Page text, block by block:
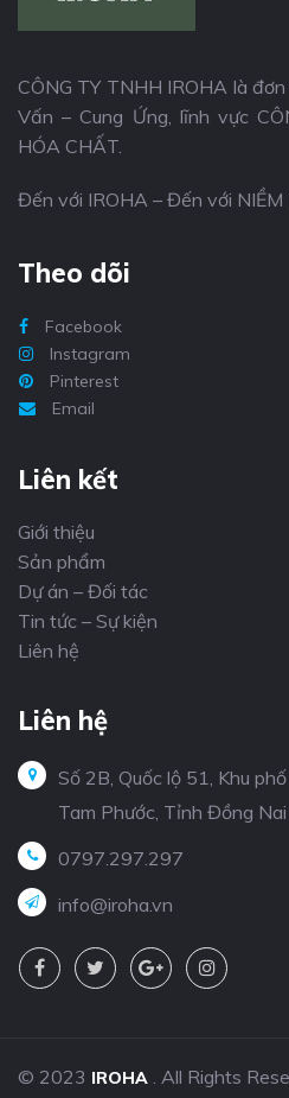
CÔNG TY TNHH IROHA là
Vấn – Cung Ứng, lĩnh vực
HÓA CHẤT.
Đến với IROHA – Đến với
Theo dõi
Facebook
Instagram
Pinterest
Email
Liên kết
Giới thiệu
Sản phẩm
Dự án – Đối tác
Tin tức – Sự kiện
Liên hệ
Liên hệ
Số 2B, Quốc lộ 51, Khu
Tam Phước, Tỉnh Đồng Nai
0797.297.297
info@iroha.vn
© 2023 IROHA . All Rights